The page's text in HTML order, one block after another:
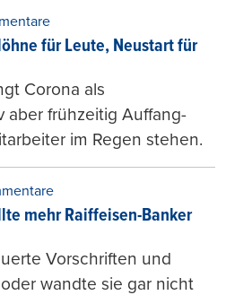
für Leute, Neustart für
Corona als
aber frühzeitig Auffang-
im Regen stehen.
mehr Raiffeisen-Banker
Vorschriften und
wandte sie gar nicht